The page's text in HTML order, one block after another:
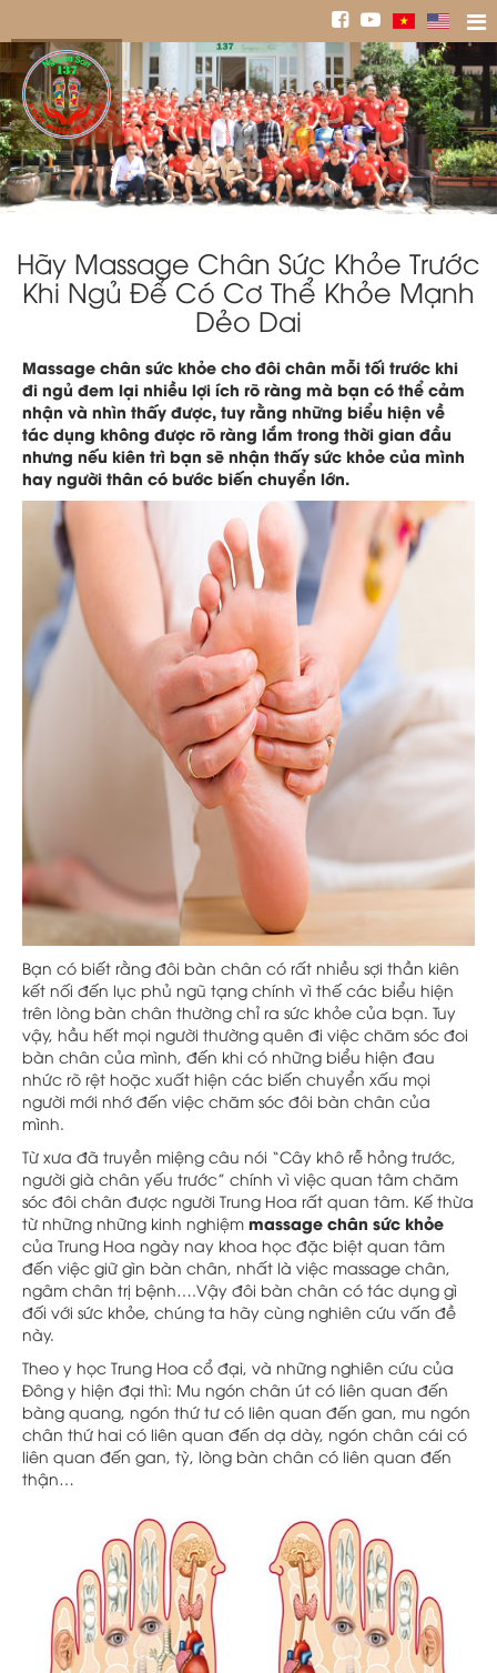
Hãy Massage Chân Sức Khỏe Trước
Khi Ngủ Để Có Cơ Thể Khỏe Mạnh
Dẻo Dai
Massage chân sức khỏe cho đôi chân mỗi tối trước khi
đi ngủ đem lại nhiều lợi ích rõ ràng mà bạn có thể cảm
nhận và nhìn thấy được, tuy rằng những biểu hiện về
tác dụng không được rõ ràng lắm trong thời gian đầu
nhưng nếu kiên trì bạn sẽ nhận thấy sức khỏe của mình
hay người thân có bước biến chuyển lớn.
Bạn có biết rằng đôi bàn chân có rất nhiều sợi thần kiên
kết nối đến lục phủ ngũ tạng chính vì thế các biểu hiện
trên lòng bàn chân thường chỉ ra sức khỏe của bạn. Tuy
vậy, hầu hết mọi người thường quên đi việc chăm sóc đoi
bàn chân của mình, đến khi có những biểu hiện đau
nhức rõ rệt hoặc xuất hiện các biến chuyển xấu mọi
người mới nhớ đến việc chăm sóc đôi bàn chân của
mình.
Từ xưa đã truyền miệng câu nói “Cây khô rễ hỏng trước,
người già chân yếu trước” chính vì việc quan tâm chăm
sóc đôi chân được người Trung Hoa rất quan tâm. Kế thừa
từ những những kinh nghiệm massage chân sức khỏe
của Trung Hoa ngày nay khoa học đặc biệt quan tâm
đến việc giữ gìn bàn chân, nhất là việc massage chân,
ngâm chân trị bệnh….Vậy đôi bàn chân có tác dụng gì
đối với sức khỏe, chúng ta hãy cùng nghiên cứu vấn đề
này.
Theo y học Trung Hoa cổ đại, và những nghiên cứu của
Đông y hiện đại thì: Mu ngón chân út có liên quan đến
bàng quang, ngón thứ tư có liên quan đến gan, mu ngón
chân thứ hai có liên quan đến dạ dày, ngón chân cái có
liên quan đến gan, tỳ, lòng bàn chân có liên quan đến
thận…